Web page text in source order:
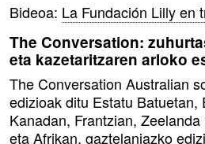
Bideoa: La Fundación Lilly en
The Conversation:
eta kazetaritzaren arloko
The Conversation Australian
edizioak ditu Estatu Batuetan,
Kanadan, Frantzian,
eta Afrikan, gaztelaniazko